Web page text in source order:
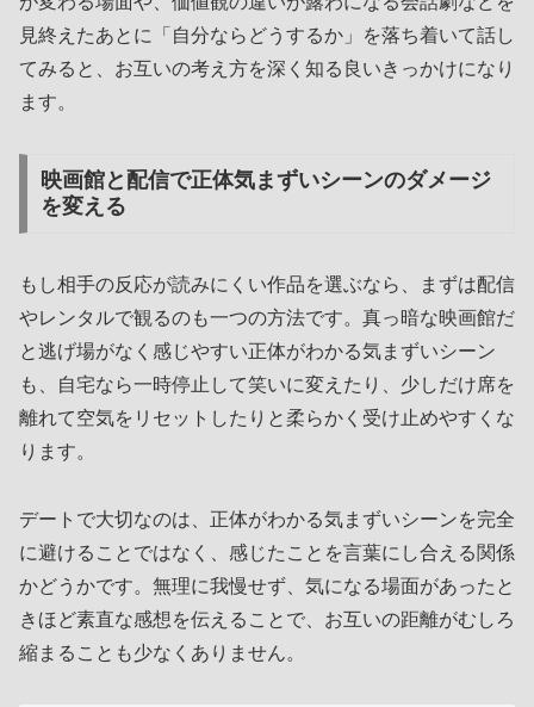
見終えたあとに「自分ならどうするか」を落ち着いて話し
てみると、お互いの考え方を深く知る良いきっかけになり
ます。
映画館と配信で正体気まずいシーンのダメージ
を変える
もし相手の反応が読みにくい作品を選ぶなら、まずは配信
やレンタルで観るのも一つの方法です。真っ暗な映画館だ
と逃げ場がなく感じやすい正体がわかる気まずいシーン
も、自宅なら一時停止して笑いに変えたり、少しだけ席を
離れて空気をリセットしたりと柔らかく受け止めやすくな
ります。
デートで大切なのは、正体がわかる気まずいシーンを完全
に避けることではなく、感じたことを言葉にし合える関係
かどうかです。無理に我慢せず、気になる場面があったと
きほど素直な感想を伝えることで、お互いの距離がむしろ
縮まることも少なくありません。